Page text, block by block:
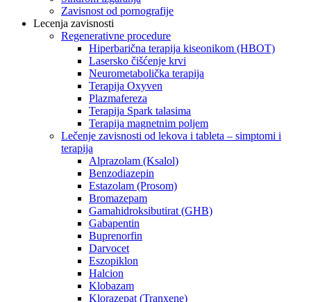
Zavisnost od pornografije
Lecenja zavisnosti
Regenerativne procedure
Hiperbarična terapija kiseonikom (HBOT)
Lasersko čišćenje krvi
Neurometabolička terapija
Terapija Oxyven
Plazmafereza
Terapija Spark talasima
Terapija magnetnim poljem
Lečenje zavisnosti od lekova i tableta – simptomi i
terapija
Alprazolam (Ksalol)
Benzodiazepin
Estazolam (Prosom)
Bromazepam
Gamahidroksibutirat (GHB)
Gabapentin
Buprenorfin
Darvocet
Eszopiklon
Halcion
Klobazam
Klorazepat (Tranxene)